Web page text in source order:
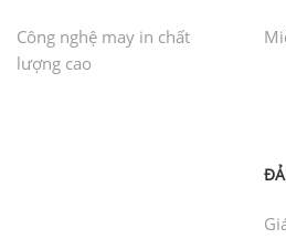
Công nghệ may in chất
lượng cao